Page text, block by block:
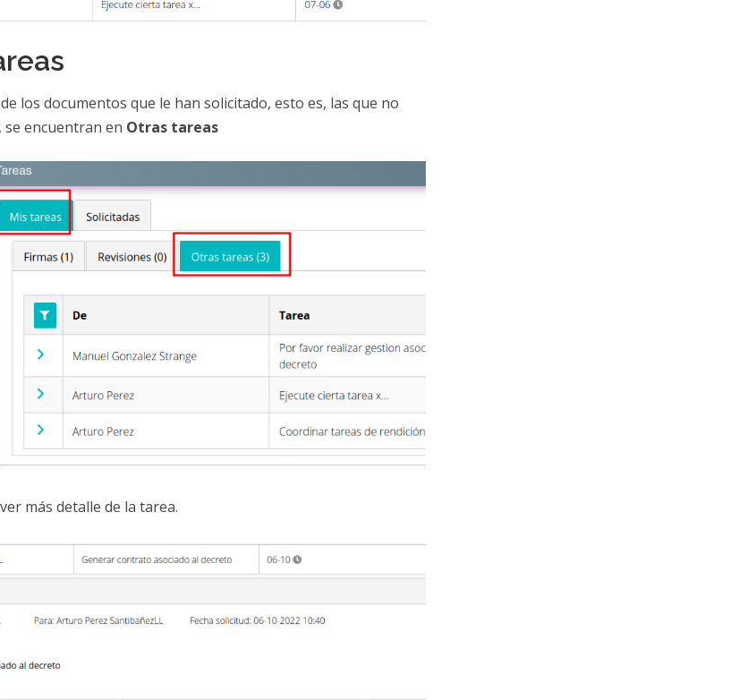
los documentos que le han solicitado, esto es, las que no
encuentran en Otras tareas
más detalle de la tarea.